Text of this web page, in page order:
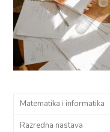
Matematika i informatika
Razredna nastava